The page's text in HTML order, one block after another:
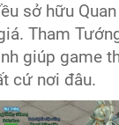
sở hữu
Tham
giúp game
cứ nơi đâu.